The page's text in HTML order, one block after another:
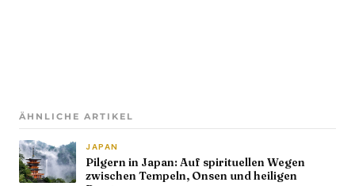
ÄHNLICHE ARTIKEL
JAPAN
Pilgern in Japan: Auf spirituellen Wegen
zwischen Tempeln, Onsen und heiligen